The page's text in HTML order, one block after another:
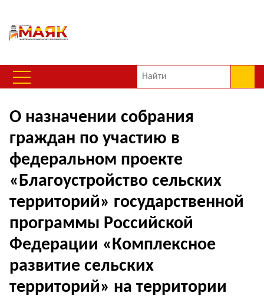
О назначении собрания
граждан по участию в
федеральном проекте
«Благоустройство сельских
территорий» государственной
программы Российской
Федерации «Комплексное
развитие сельских
территорий» на территории